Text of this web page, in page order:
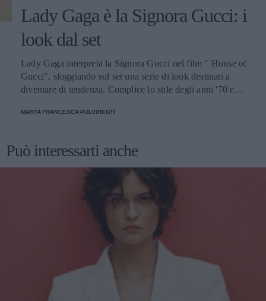
Lady Gaga è la Signora Gucci: i
look dal set
Lady Gaga interpreta la Signora Gucci nel film " House of
Gucci", sfoggiando sul set una serie di look destinati a
diventare di tendenza. Complice lo stile degli anni '70 e
contemporanei e perfetti da replicare nella vita di tutti i
MARTA FRANCESCA PULVIRENTI
Può interessarti anche